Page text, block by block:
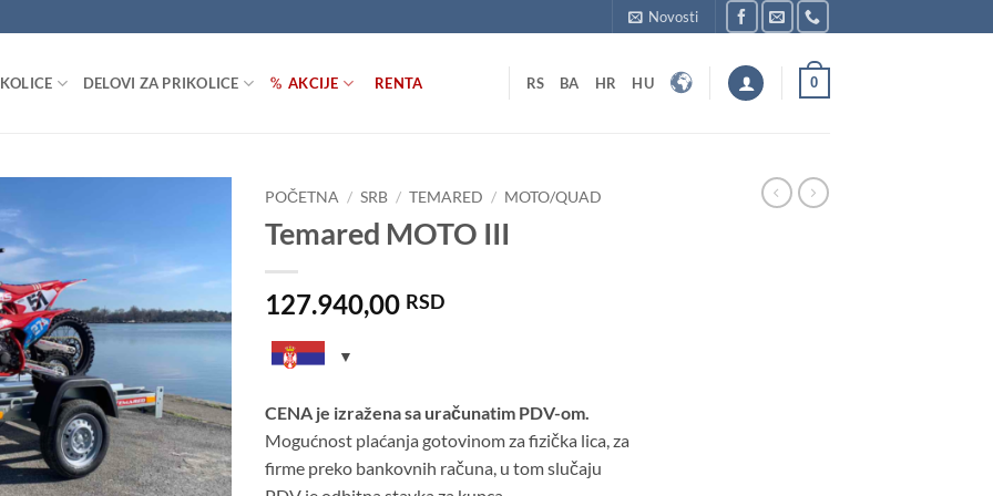
Novosti
DELOVI ZA PRIKOLICE AKCIJE RENTA RS BA HR HU 0
u listu
POČETNA / SRB / TEMARED / MOTO/QUAD
Temared MOTO III
127.940,00 RSD
CENA je izražena sa uračunatim PDV-om.
Mogućnost plaćanja gotovinom za fizička lica, za
firme preko bankovnih računa, u tom slučaju